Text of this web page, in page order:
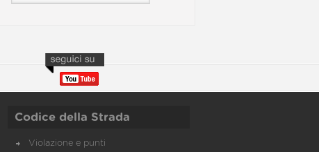
Codice della Strada
Violazione e punti